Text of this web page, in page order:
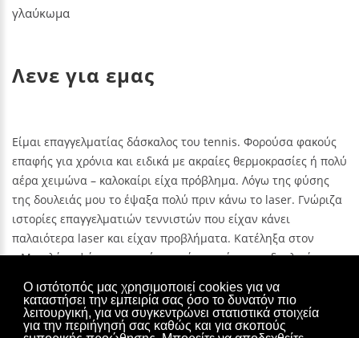
Ο ιστότοπός μας χρησιμοποιεί cookies για να
καταστήσει την εμπειρία σας όσο το δυνατόν πιο
λειτουργική, για να συγκεντρώνει στατιστικά στοιχεία
για την περιήγησή σας καθώς και για σκοπούς
γλαύκωμα
Λενε για εμας
Είμαι επαγγελματίας δάσκαλος του tennis. Φορούσα φακούς
επαφής για χρόνια και ειδικά με ακραίες θερμοκρασίες ή πολύ
αέρα χειμώνα – καλοκαίρι είχα πρόβλημα. Λόγω της φύσης
της δουλειάς μου το έψαξα πολύ πριν κάνω το laser. Γνώριζα
ιστορίες επαγγελματιών τεννιστών που είχαν κάνει
παλαιότερα laser και είχαν προβλήματα. Κατέληξα στον
κ.Μπριλάκη ψάχνοντας μέσα από τον χώρο της δουλειάς μου
ΚΑΡΑΦΙΛΊΔΗΣ
Είμαι επαγγελματίας δάσκαλος του tennis. Φορούσα φακούς
επαφής για χρόνια και ειδικά με ακραίες θερμοκρασίες ή πολύ
αέρα χειμώνα – καλοκαίρι είχα πρόβλημα. Λόγω της φύσης
της δουλειάς μου το έψαξα πολύ πριν κάνω το laser. Γνώριζα
ιστορίες επαγγελματιών τεννιστών που είχαν κάνει
παλαιότερα laser και είχαν προβλήματα. Κατέληξα στον
κ.Μπριλάκη ψάχνοντας μέσα από τον χώρο της δουλειάς μου
ΚΑΡΑΦΙΛΊΔΗΣ
Χάρης Μπριλάκης Οφθαλμολογικό κέντρο - Κηφισίας 125-127,